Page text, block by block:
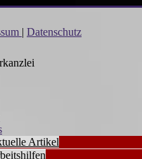
| Datenschutz
Artikel